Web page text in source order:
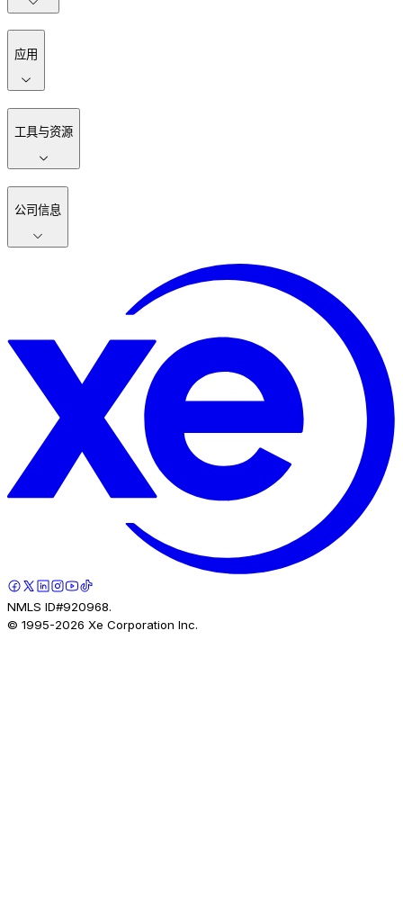
应用
工具与资源
公司信息
NMLS ID#920968.
© 1995-2026 Xe Corporation Inc.